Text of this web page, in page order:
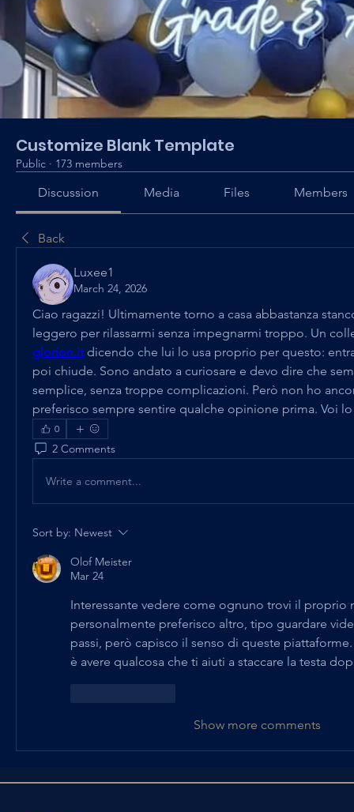
Customize Blank Template
Public · 173 members
Discussion Media Files Members
Back
Luxee1
March 24, 2026
Ciao ragazzi! Ultimamente torno a casa abbastanza
glorion.it dicendo che lui lo usa proprio per questo:
poi chiude. Sono andato a curiosare e devo dire che
semplice, senza troppe complicazioni. Però non ho
preferisco sempre sentire qualche opinione prima. Voi
0
2 Comments
Write a comment...
Sort by: Newest
Olof Meister
Mar 24
Interessante vedere come ognuno trovi il proprio
personalmente preferisco altro, tipo guardare
passi, però capisco il senso di queste
è avere qualcosa che ti aiuti a staccare la testa
Show more comments